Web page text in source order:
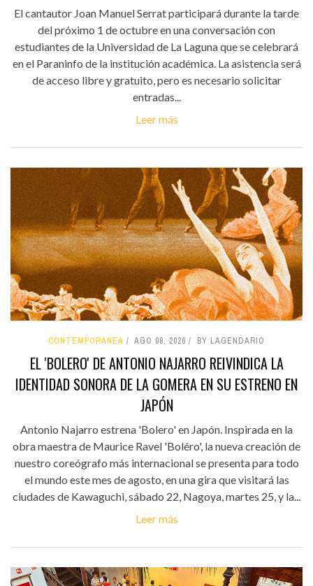
El cantautor Joan Manuel Serrat participará durante la tarde
del próximo 1 de octubre en una conversación con
estudiantes de la Universidad de La Laguna que se celebrará
en el Paraninfo de la institución académica. La asistencia será
de acceso libre y gratuito, pero es necesario solicitar
entradas...
Leer más
CONTEMPORÁNEA AGO 08, 2026 BY LAGENDARIO
EL 'BOLERO' DE ANTONIO NAJARRO REIVINDICA LA
IDENTIDAD SONORA DE LA GOMERA EN SU ESTRENO EN
JAPÓN
Antonio Najarro estrena 'Bolero' en Japón. Inspirada en la
obra maestra de Maurice Ravel 'Boléro', la nueva creación de
nuestro coreógrafo más internacional se presenta para todo
el mundo este mes de agosto, en una gira que visitará las
ciudades de Kawaguchi, sábado 22, Nagoya, martes 25, y la...
Leer más